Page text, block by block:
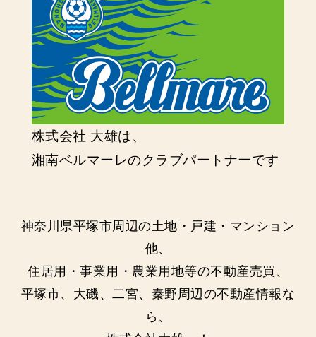
株式会社 大雄は、
湘南ベルマーレのクラブパートナーです
神奈川県平塚市周辺の土地・戸建・マンション
他、
住居用・事業用・農業用地等の不動産売買、
平塚市、大磯、二宮、秦野周辺の不動産情報な
ら、